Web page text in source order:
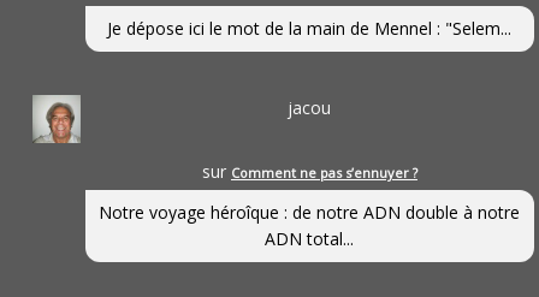
Je dépose ici le mot de la main de Mennel : "Selem...
jacou
sur Comment ne pas s’ennuyer ?
Notre voyage héroîque : de notre ADN double à notre
ADN total...